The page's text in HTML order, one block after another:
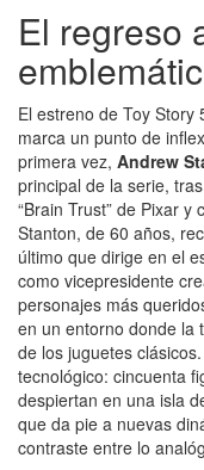
El regreso
El estreno de Toy Story
marca un punto de
primera vez, Andrew
principal de la serie,
“Brain Trust” de Pixar
Stanton, de 60 años,
último que dirige en el
como vicepresidente
personajes más
en un entorno donde la
de los juguetes
tecnológico: cincuenta
despiertan en una isla
que da pie a nuevas
contraste entre lo